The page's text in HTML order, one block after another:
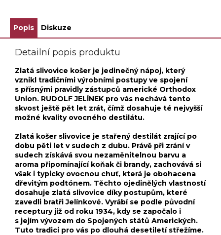
Popis Diskuze
Detailní popis produktu
Zlatá slivovice košer je jedinečný nápoj, který
vznikl tradičními výrobními postupy ve spojení
s přísnými pravidly zástupců americké Orthodox
Union. RUDOLF JELÍNEK pro vás nechává tento
skvost ještě pět let zrát, čímž dosahuje té nejvyšší
možné kvality ovocného destilátu.
Zlatá košer slivovice je stařený destilát zrající po
dobu pěti let v sudech z dubu. Právě při zrání v
sudech získává svou nezaměnitelnou barvu a
aroma připomínající koňak či brandy, zachovává si
však i typicky ovocnou chuť, která je obohacena
dřevitým podtónem. Těchto ojedinělých vlastností
dosahuje zlatá slivovice díky postupům, které
zavedli bratři Jelínkové. Vyrábí se podle původní
receptury již od roku 1934, kdy se započalo i
s jejím vývozem do Spojených států Amerických.
Tuto tradici pro vás po dlouhá desetiletí střežíme.